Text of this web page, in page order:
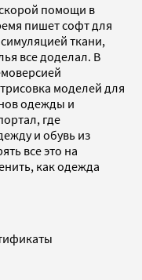
помощи в
пишет софт для
ткани,
все доделал. В
моделей для
одежды и
где
и обувь из
все это на
как одежда